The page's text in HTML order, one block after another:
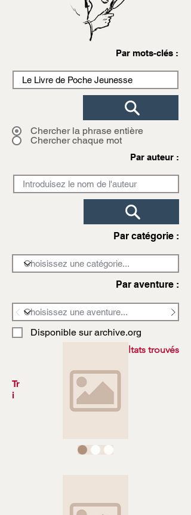
Par mots-clés :
Chercher la phrase entière
Chercher chaque mot
Par auteur :
Par catégorie :
Par aventure :
Disponible sur archive.org
3972 résultats trouvés
Tr
i